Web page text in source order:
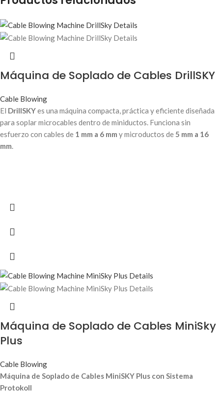
Máquina de Soplado de Cables DrillSKY
Cable Blowing
El DrillSKYes una máquina compacta, práctica y eficiente diseñada
para soplar microcables dentro de miniductos. Funciona sin
esfuerzo con cables de 1 mm a 6 mm y microductos de 5 mm a 16
mm.
Máquina de Soplado de Cables MiniSky
Plus
Cable Blowing
Máquina de Soplado de Cables MiniSKY Plus con Sistema
Protokoll